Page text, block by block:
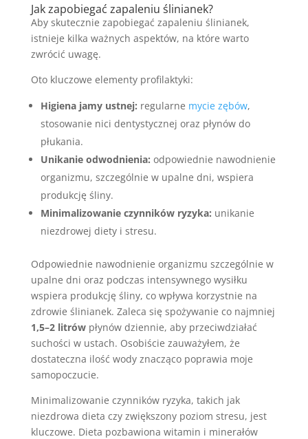
Jak zapobiegać zapaleniu ślinianek?
Aby skutecznie zapobiegać zapaleniu ślinianek,
istnieje kilka ważnych aspektów, na które warto
zwrócić uwagę.
Oto kluczowe elementy profilaktyki:
Higiena jamy ustnej: regularne mycie zębów,
stosowanie nici dentystycznej oraz płynów do
płukania.
Unikanie odwodnienia: odpowiednie nawodnienie
organizmu, szczególnie w upalne dni, wspiera
produkcję śliny.
Minimalizowanie czynników ryzyka: unikanie
niezdrowej diety i stresu.
Odpowiednie nawodnienie organizmu szczególnie w
upalne dni oraz podczas intensywnego wysiłku
wspiera produkcję śliny, co wpływa korzystnie na
zdrowie ślinianek. Zaleca się spożywanie co najmniej
1,5–2 litrówpłynów dziennie, aby przeciwdziałać
suchości w ustach. Osobiście zauważyłem, że
dostateczna ilość wody znacząco poprawia moje
samopoczucie.
Minimalizowanie czynników ryzyka, takich jak
niezdrowa dieta czy zwiększony poziom stresu, jest
kluczowe. Dieta pozbawiona witamin i minerałów